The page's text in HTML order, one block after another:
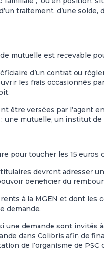
traitement, d’une
mutuelle est recevable
d’un contrat ou
les frais occasionnés
être versées par l’agent
une mutuelle, un institut de
pour toucher les 15 euros
devront adresser
bénéficier du
à la MGEN et dont les
demande.
une demande sont invités
dans Colibris afin de
de l’organisme de